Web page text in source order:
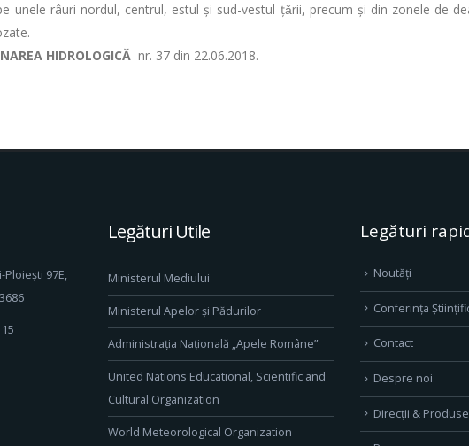
unele râuri nordul, centrul, estul şi sud-vestul ţǎrii, precum şi din zonele de
HIDROLOGICĂ nr. 37 din 22.06.2018.
Ploiești 97E,
Legături Utile
Ministerul Mediului
Ministerul Apelor și Pădurilor
Administrația Națională „Apele Române”
United Nations Educational, Scientific and
Cultural Organization
World Meteorological Organization
Legături
Noutăți
Conferința
Contact
Despre noi
Direcţii & Produse